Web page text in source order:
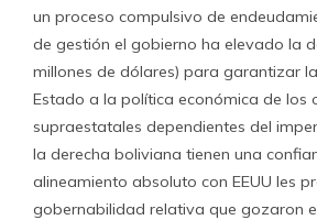
un proceso compulsivo de
de gestión el gobierno ha elevado la
millones de dólares) para garantizar
Estado a la política económica de los
supraestatales dependientes del
la derecha boliviana tienen una
alineamiento absoluto con EEUU les
gobernabilidad relativa que gozaron